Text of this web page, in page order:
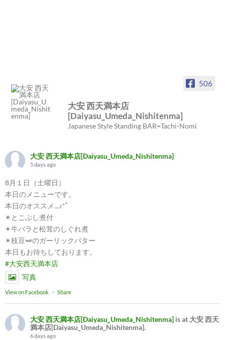
506
大安 西天満本店
[Daiyasu_Umeda_Nishitenma]
Japanese Style Standing BAR=Tachi-Nomi
大安 西天満本店[Daiyasu_Umeda_Nishitenma]
5 days ago
8月１日（土曜日）
本日のメニューです。
本日のオススメ...♪*ﾟ
✴︎とこぶし煮付
✴︎牛バラと松茸のしぐれ煮
✴︎枝豆🫛のガーリックバター
本日もお待ちしております。
#大安西天満本店
写真
View on Facebook · Share
大安 西天満本店[Daiyasu_Umeda_Nishitenma] is at 大安 西天
満本店[Daiyasu_Umeda_Nishitenma].
6 days ago